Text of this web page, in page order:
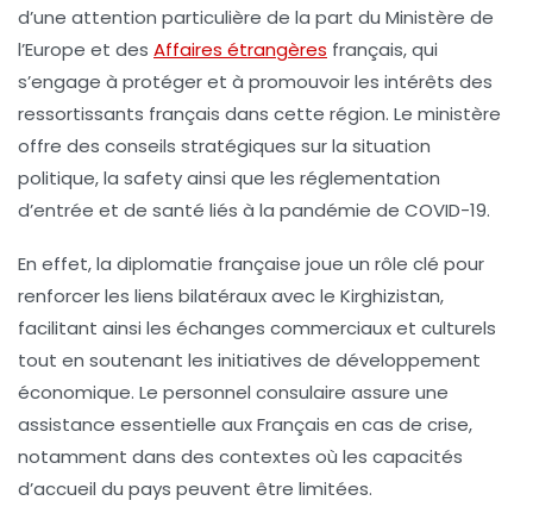
d’une attention particulière de la part du Ministère de
l’Europe et des Affaires étrangères français, qui
s’engage à protéger et à promouvoir les intérêts des
ressortissants français dans cette région. Le ministère
offre des conseils stratégiques sur la situation
politique, la safetyainsi que les réglementation
d’entrée et de santé liés à la pandémie de COVID-19.
En effet, la diplomatie française joue un rôle clé pour
renforcer les liens bilatéraux avec le Kirghizistan,
facilitant ainsi les échanges commerciaux et culturels
tout en soutenant les initiatives de développement
économique. Le personnel consulaire assure une
assistance essentielle aux Français en cas de crise,
notamment dans des contextes où les capacités
d’accueil du pays peuvent être limitées.